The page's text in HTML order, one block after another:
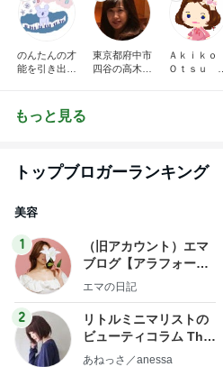
のんたんの才
能を引き出す
ハウ発信＆ア
レンジ楽譜販
東京都府中市
四谷の高木久
Ａｋｉｋｏ
Ｏｔｓｕ ピ
もっと見る
トップブロガーランキング
美容
1
（旧アカウント）エマ
ブログ【アラフォー会
社売却セカンドライ
エマの日記
2
リトルミニマリストの
ビューティコラム The
little minimalist's bea
あねっさ／anessa